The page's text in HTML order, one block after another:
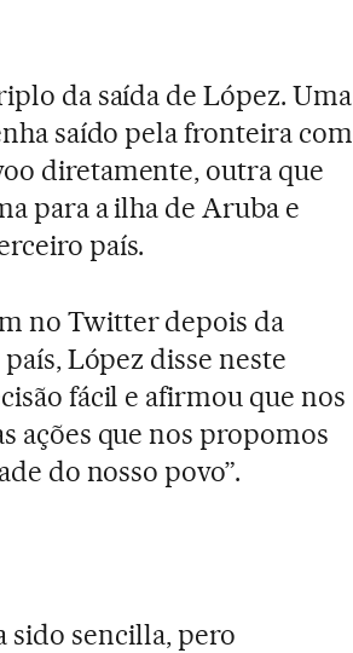
da saída de López. Uma
saído pela fronteira com
diretamente, outra que
para a ilha de Aruba e
país.
no Twitter depois da
López disse neste
fácil e afirmou que nos
ações que nos propomos
do nosso povo”.
sido sencilla, pero